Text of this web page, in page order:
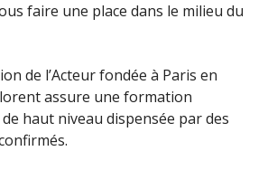
faire une place dans le milieu du
de l’Acteur fondée à Paris en
assure une formation
haut niveau dispensée par des